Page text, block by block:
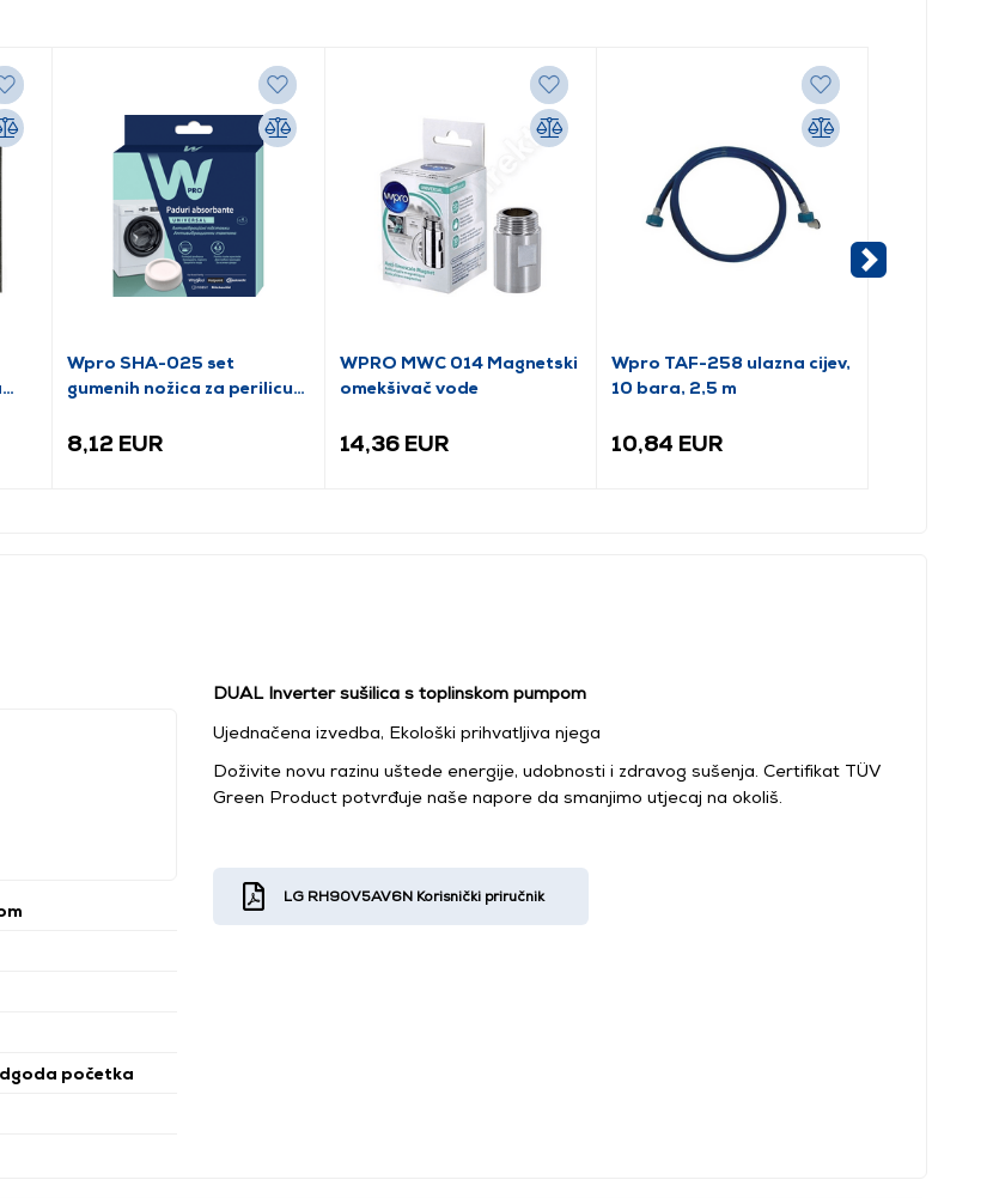
Wpro SHA-025 set
gumenih nožica za perilicu
8,12 EUR
WPRO MWC 014 Magnetski
omekšivač vode
14,36 EUR
Wpro TAF-258 ulazna cijev,
10 bara, 2,5 m
10,84 EUR
početka
DUAL Inverter sušilica s toplinskom pumpom
Ujednačena izvedba, Ekološki prihvatljiva njega
Doživite novu razinu uštede energije, udobnosti i zdravog sušenja. Certifikat TÜV
Green Product potvrđuje naše napore da smanjimo utjecaj na okoliš.
LG RH90V5AV6N Korisnički priručnik